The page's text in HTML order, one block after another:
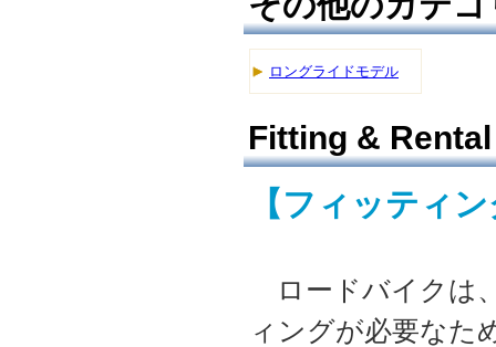
ロングライドモデル
Fitting & Rental
【フィッティ
ロードバイクは
ィングが必要なた